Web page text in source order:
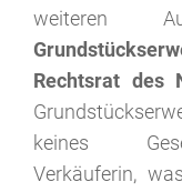
weiteren
Rechtsrat des
keines
Verkäuferin,